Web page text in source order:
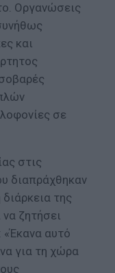
Οργανώσεις
και
σε
στις
διαπράχθηκαν
της
ζητήσει
«Έκανα αυτό
για τη χώρα